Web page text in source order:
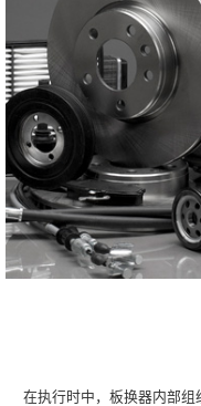
在执行时中，板换器内部